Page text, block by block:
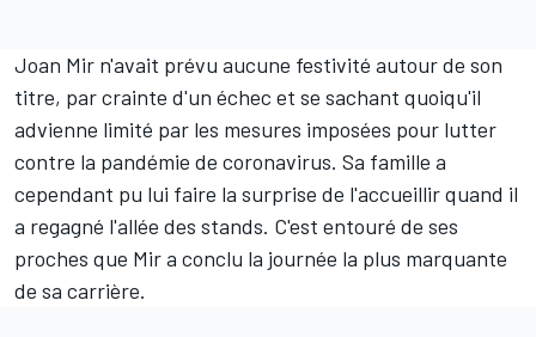
Joan Mir n'avait prévu aucune festivité autour de son
titre, par crainte d'un échec et se sachant quoiqu'il
advienne limité par les mesures imposées pour lutter
contre la pandémie de coronavirus. Sa famille a
cependant pu lui faire la surprise de l'accueillir quand il
a regagné l'allée des stands. C'est entouré de ses
proches que Mir a conclu la journée la plus marquante
de sa carrière.